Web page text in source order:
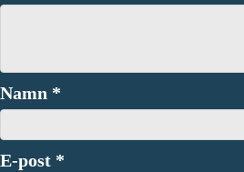
Namn *
E-post *